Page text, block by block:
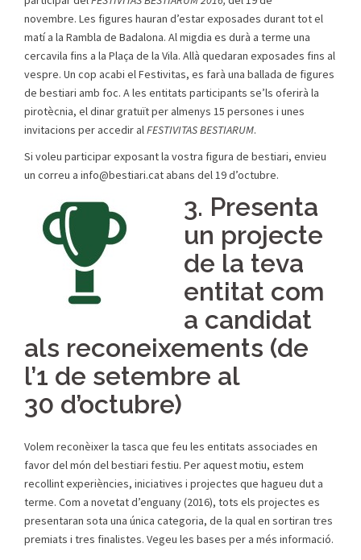
novembre. Les figures hauran d’estar exposades durant tot el
matí a la Rambla de Badalona. Al migdia es durà a terme una
cercavila fins a la Plaça de la Vila. Allà quedaran exposades fins al
vespre. Un cop acabi el Festivitas, es farà una ballada de figures
de bestiari amb foc. A les entitats participants se’ls oferirà la
pirotècnia, el dinar gratuït per almenys 15 persones i unes
invitacions per accedir alFESTIVITAS BESTIARUM.
Si voleu participar exposant la vostra figura de bestiari, envieu
un correu a info@bestiari.cat abans del 19 d’octubre.
3. Presenta
un projecte
de la teva
entitat com
a candidat
als reconeixements (de
l’1 de setembre al
30 d’octubre)
Volem reconèixer la tasca que feu les entitats associades en
favor del món del bestiari festiu. Per aquest motiu, estem
recollint experiències, iniciatives i projectes que hagueu dut a
terme. Com a novetat d’enguany (2016), tots els projectes es
presentaran sota una única categoria, de la qual en sortiran tres
premiats i tres finalistes. Vegeu les bases per a més informació.